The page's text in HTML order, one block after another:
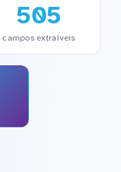
505
campos extraíveis